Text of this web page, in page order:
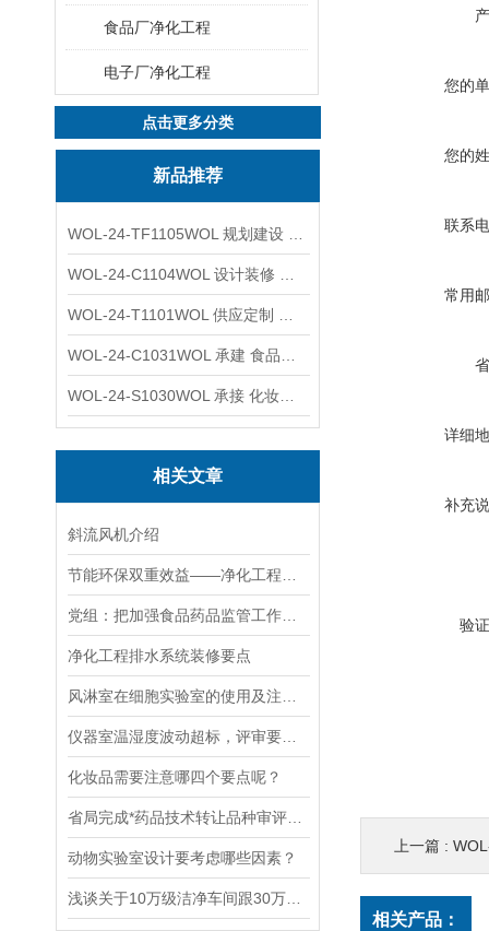
食品厂净化工程
电子厂净化工程
点击更多分类
新品推荐
相关文章
斜流风机介绍
净化工程排水系统装修要点
化妆品需要注意哪四个要点呢？
动物实验室设计要考虑哪些因素？
您的
您的
联系
常用
详细
补充
验
上一篇 : WOL-
相关产品：